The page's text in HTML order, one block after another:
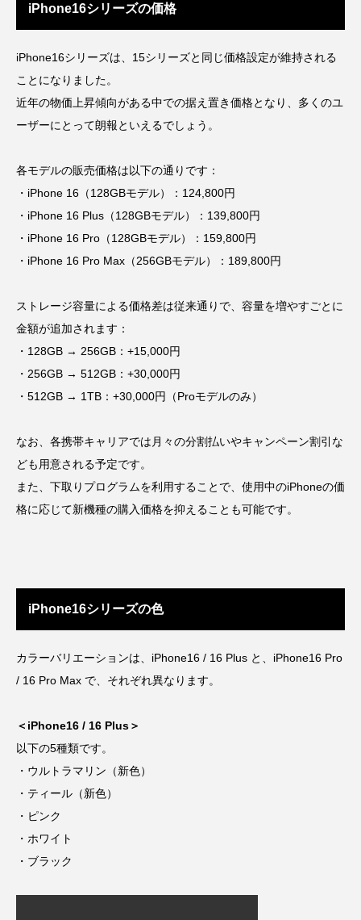
iPhone16シリーズの価格
iPhone16シリーズは、15シリーズと同じ価格設定が維持される
ことになりました。
近年の物価上昇傾向がある中での据え置き価格となり、多くのユ
ーザーにとって朗報といえるでしょう。
各モデルの販売価格は以下の通りです：
・iPhone 16（128GBモデル）：124,800円
・iPhone 16 Plus（128GBモデル）：139,800円
・iPhone 16 Pro（128GBモデル）：159,800円
・iPhone 16 Pro Max（256GBモデル）：189,800円
ストレージ容量による価格差は従来通りで、容量を増やすごとに
金額が追加されます：
・128GB → 256GB：+15,000円
・256GB → 512GB：+30,000円
・512GB → 1TB：+30,000円（Proモデルのみ）
なお、各携帯キャリアでは月々の分割払いやキャンペーン割引な
ども用意される予定です。
また、下取りプログラムを利用することで、使用中のiPhoneの価
格に応じて新機種の購入価格を抑えることも可能です。
iPhone16シリーズの色
カラーバリエーションは、iPhone16 / 16 Plus と、iPhone16 Pro
/ 16 Pro Max で、それぞれ異なります。
＜iPhone16 / 16 Plus＞
以下の5種類です。
・ウルトラマリン（新色）
・ティール（新色）
・ピンク
・ホワイト
・ブラック